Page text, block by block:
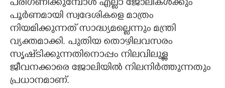
പരിഗണിക്കുമ്പോൾ എല്ലാ ജോലികൾക്കും
പൂർണമായി സ്വദേശികളെ മാത്രം
നിയമിക്കുന്നത് സാദ്ധ്യമല്ലെന്നും മന്ത്രി
വ്യക്തമാക്കി. പുതിയ തൊഴിലവസരം
സൃഷ്‌ടിക്കുന്നതിനൊപ്പം നിലവിലുള്ള
ജീവനക്കാരെ ജോലിയിൽ നിലനിർത്തുന്നതും
പ്രധാനമാണ്.